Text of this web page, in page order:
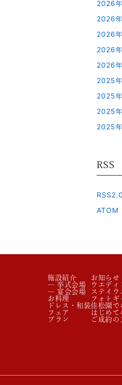
2026
2026
2026
2026
2026
2025
2025
2025
2025
RSS
RSS2.0
ATOM
施設紹介
― 挙式会場
― 宴会会場
お料理
ドレス・和装
フェア
プラン
お知らせ
ウエディ
ステイ
フォトギ
佳松園で
はじめて
ご成約の